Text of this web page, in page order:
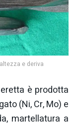
e deriva
è prodotta
(Ni, Cr, Mo) e
martellatura a